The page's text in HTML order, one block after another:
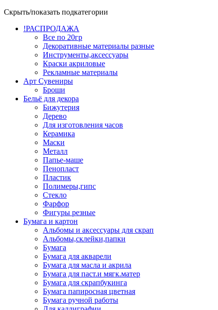
Скрыть/показать подкатегории
!РАСПРОДАЖА
Все по 20гр
Декоративные материалы разные
Инструменты,аксессуары
Краски акриловые
Рекламные материалы
Арт Сувениры
Броши
Бельё для декора
Бижутерия
Дерево
Для изготовления часов
Керамика
Маски
Металл
Папье-маше
Пенопласт
Пластик
Полимеры,гипс
Стекло
Фарфор
Фигуры резные
Бумага и картон
Альбомы и аксессуары для скрап
Альбомы,склейки,папки
Бумага
Бумага для акварели
Бумага для масла и акрила
Бумага для паст.и мягк.матер
Бумага для скрапбукинга
Бумага папиросная цветная
Бумага ручной работы